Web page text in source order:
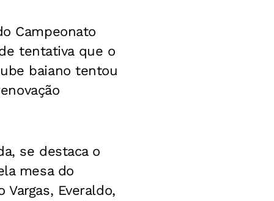
Campeonato
tentativa que o
baiano tentou
se destaca o
mesa do
Everaldo,